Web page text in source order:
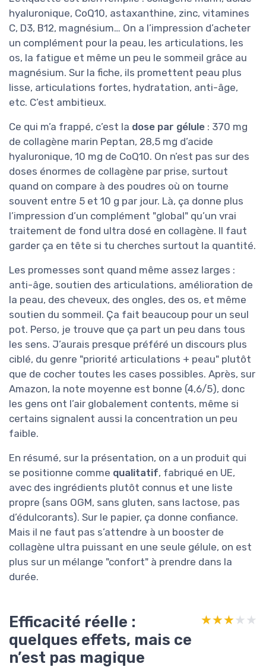
hyaluronique, CoQ10, astaxanthine, zinc, vitamines
C, D3, B12, magnésium… On a l’impression d’acheter
un complément pour la peau, les articulations, les
os, la fatigue et même un peu le sommeil grâce au
magnésium. Sur la fiche, ils promettent peau plus
lisse, articulations fortes, hydratation, anti-âge,
etc. C’est ambitieux.
Ce qui m’a frappé, c’est la dose par gélule : 370 mg
de collagène marin Peptan, 28,5 mg d’acide
hyaluronique, 10 mg de CoQ10. On n’est pas sur des
doses énormes de collagène par prise, surtout
quand on compare à des poudres où on tourne
souvent entre 5 et 10 g par jour. Là, ça donne plus
l’impression d’un complément "global" qu’un vrai
traitement de fond ultra dosé en collagène. Il faut
garder ça en tête si tu cherches surtout la quantité.
Les promesses sont quand même assez larges :
anti-âge, soutien des articulations, amélioration de
la peau, des cheveux, des ongles, des os, et même
soutien du sommeil. Ça fait beaucoup pour un seul
pot. Perso, je trouve que ça part un peu dans tous
les sens. J’aurais presque préféré un discours plus
ciblé, du genre "priorité articulations + peau" plutôt
que de cocher toutes les cases possibles. Après, sur
Amazon, la note moyenne est bonne (4,6/5), donc
les gens ont l’air globalement contents, même si
certains signalent aussi la concentration un peu
faible.
En résumé, sur la présentation, on a un produit qui
se positionne comme qualitatif, fabriqué en UE,
avec des ingrédients plutôt connus et une liste
propre (sans OGM, sans gluten, sans lactose, pas
d’édulcorants). Sur le papier, ça donne confiance.
Mais il ne faut pas s’attendre à un booster de
collagène ultra puissant en une seule gélule, on est
plus sur un mélange "confort" à prendre dans la
durée.
Efficacité réelle :
quelques effets, mais ce
n’est pas magique
★★★★★
★★★★★